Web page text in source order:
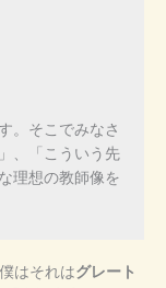
。そこでみなさ
、「こういう先
理想の教師像を
はそれはグレート